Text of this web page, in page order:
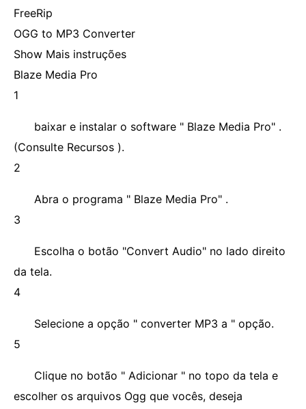
FreeRip
OGG to MP3 Converter
Show Mais instruções
Blaze Media Pro
1
baixar e instalar o software " Blaze Media Pro" .
(Consulte Recursos ).
2
Abra o programa " Blaze Media Pro" .
3
Escolha o botão "Convert Audio" no lado direito
da tela.
4
Selecione a opção " converter MP3 a " opção.
5
Clique no botão " Adicionar " no topo da tela e
escolher os arquivos Ogg que vocês, deseja